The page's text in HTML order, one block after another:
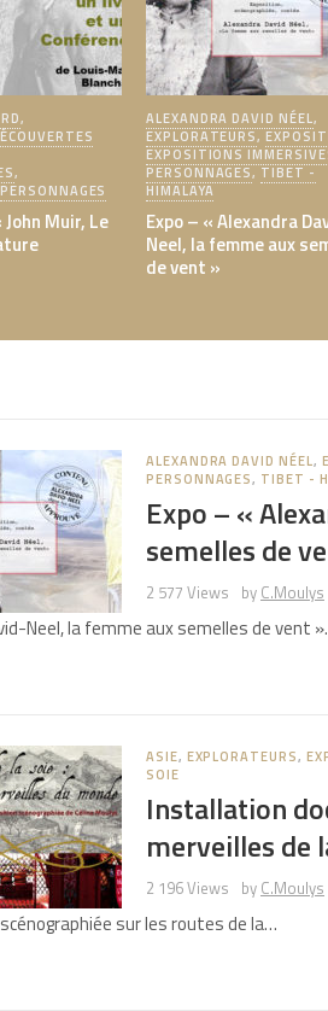
,
,
PERSONNAGES
Muir, Le
ALEXANDRA DAVID NÉEL,
EXPLORATEURS,
EXPOSITIONS
PERSONNAGES, TIBET -
HIMALAYA
Expo – « Alexandra
Neel, la femme aux
de vent »
ALEXANDRA DAVID NÉEL,
PERSONNAGES, TIBET -
Expo – «
semelles de
2 577 Views by C.Moulys
Neel, la femme aux semelles de vent
ASIE, EXPLORATEURS,
SOIE
Installation
merveilles de
2 196 Views by C.Moulys
sur les routes de la…